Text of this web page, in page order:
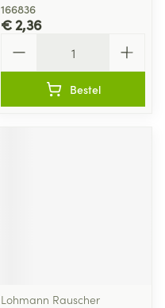
166836
€ 2,36
Bestel
Lohmann Rauscher